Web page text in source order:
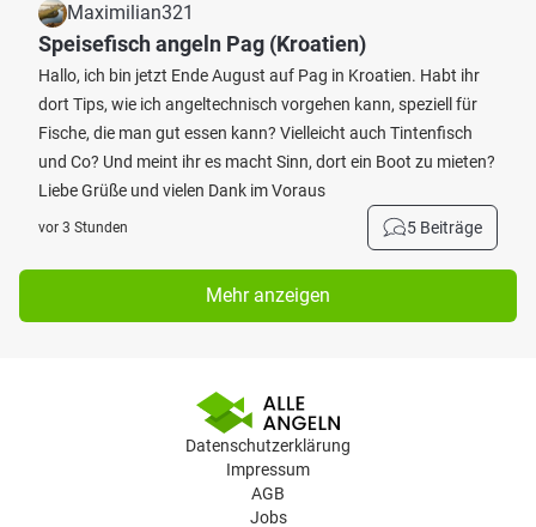
Maximilian321
Speisefisch angeln Pag (Kroatien)
Hallo, ich bin jetzt Ende August auf Pag in Kroatien. Habt ihr
dort Tips, wie ich angeltechnisch vorgehen kann, speziell für
Fische, die man gut essen kann? Vielleicht auch Tintenfisch
und Co? Und meint ihr es macht Sinn, dort ein Boot zu mieten?
Liebe Grüße und vielen Dank im Voraus
vor 3 Stunden 5 Beiträge
Mehr anzeigen
Datenschutzerklärung
Impressum
AGB
Jobs